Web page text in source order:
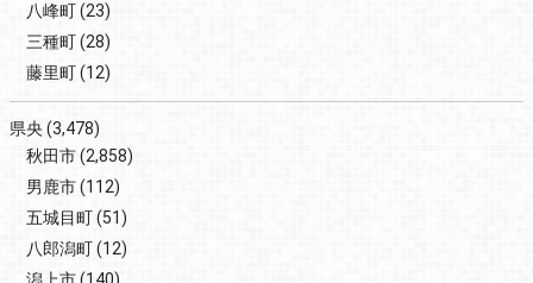
八峰町(23)
三種町(28)
藤里町(12)
県央(3,478)
秋田市(2,858)
男鹿市(112)
五城目町(51)
八郎潟町(12)
潟上市(140)